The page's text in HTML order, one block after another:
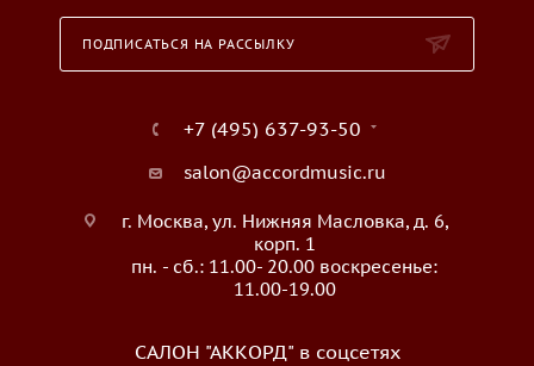
ПОДПИСАТЬСЯ НА РАССЫЛКУ
+7 (495) 637-93-50
salon@accordmusic.ru
г. Москва, ул. Нижняя Масловка, д. 6,
корп. 1
пн. - сб.: 11.00- 20.00 воскресенье:
11.00-19.00
САЛОН "АККОРД" в соцсетях